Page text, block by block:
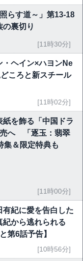
らす道～」第13-18
裏切り
[11時30分]
・ヘイン×ハヨンNe
ころと新スチール
[11時02分]
を飾る「中国ドラ
へ 「逐玉：翡翠
集＆限定特典も
[11時00分]
有紀に愛を告白した
から逃れられる
第6話予告】
[10時56分]